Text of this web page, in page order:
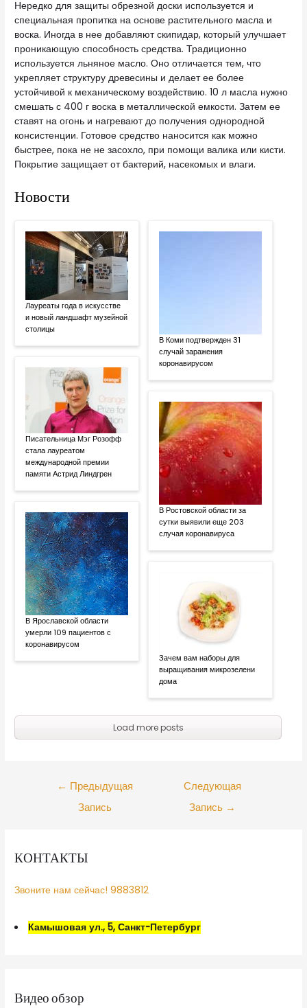
Нередко для защиты обрезной доски используется и
специальная пропитка на основе растительного масла и
воска. Иногда в нее добавляют скипидар, который улучшает
проникающую способность средства. Традиционно
используется льняное масло. Оно отличается тем, что
укрепляет структуру древесины и делает ее более
устойчивой к механическому воздействию. 10 л масла нужно
смешать с 400 г воска в металлической емкости. Затем ее
ставят на огонь и нагревают до получения однородной
консистенции. Готовое средство наносится как можно
быстрее, пока не не засохло, при помощи валика или кисти.
Покрытие защищает от бактерий, насекомых и влаги.
Новости
Лауреаты года в искусстве
и новый ландшафт музейной
столицы
Писательница Мэг Розофф
стала лауреатом
международной премии
памяти Астрид Линдгрен
В Ярославской области
умерли 109 пациентов с
коронавирусом
В Коми подтвержден 31
случай заражения
коронавирусом
В Ростовской области за
сутки выявили еще 203
случая коронавируса
Зачем вам наборы для
выращивания микрозелени
дома
Load more posts
← Предыдущая
Запись
Следующая
Запись →
КОНТАКТЫ
Звоните нам сейчас! 9883812
Камышовая ул., 5, Санкт-Петербург
Видео обзор